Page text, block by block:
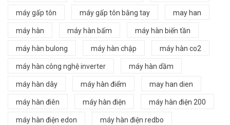
máy gấp tôn máy gấp tôn bằng tay may han
máy hàn máy hàn bấm máy hàn biến tần
máy hàn bulong máy hàn chập máy hàn co2
máy hàn công nghệ inverter máy hàn dầm
máy hàn dây máy hàn điểm may han dien
máy hàn điên máy hàn điện máy hàn điện 200
máy hàn điện edon máy hàn điện redbo